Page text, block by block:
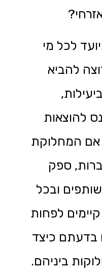
לכל מי
להביא
להוצאות
אם המחלוקת
ספק
ובכל
לפחות
בדעתם כיצד
ביניהם.